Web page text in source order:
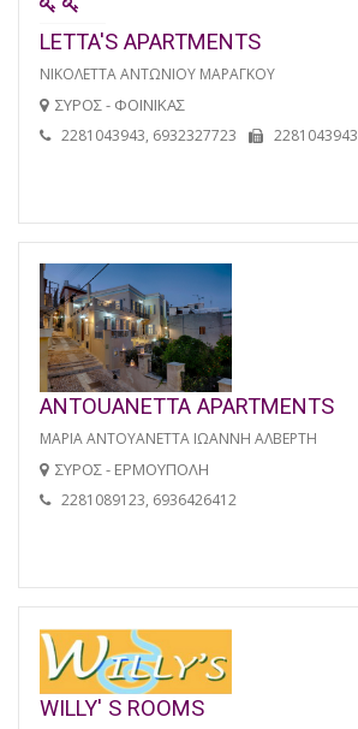
LETTA'S APARTMENTS
ΝΙΚΟΛΕΤΤΑ ΑΝΤΩΝΙΟΥ ΜΑΡΑΓΚΟΥ
ΣΥΡΟΣ - ΦΟΙΝΙΚΑΣ
2281043943, 6932327723 2281043943
ANTOUANETTA APARTMENTS
ΜΑΡΙΑ ΑΝΤΟΥΑΝΕΤΤΑ ΙΩΑΝΝΗ ΑΛΒΕΡΤΗ
ΣΥΡΟΣ - ΕΡΜΟΥΠΟΛΗ
2281089123, 6936426412
WILLY' S ROOMS